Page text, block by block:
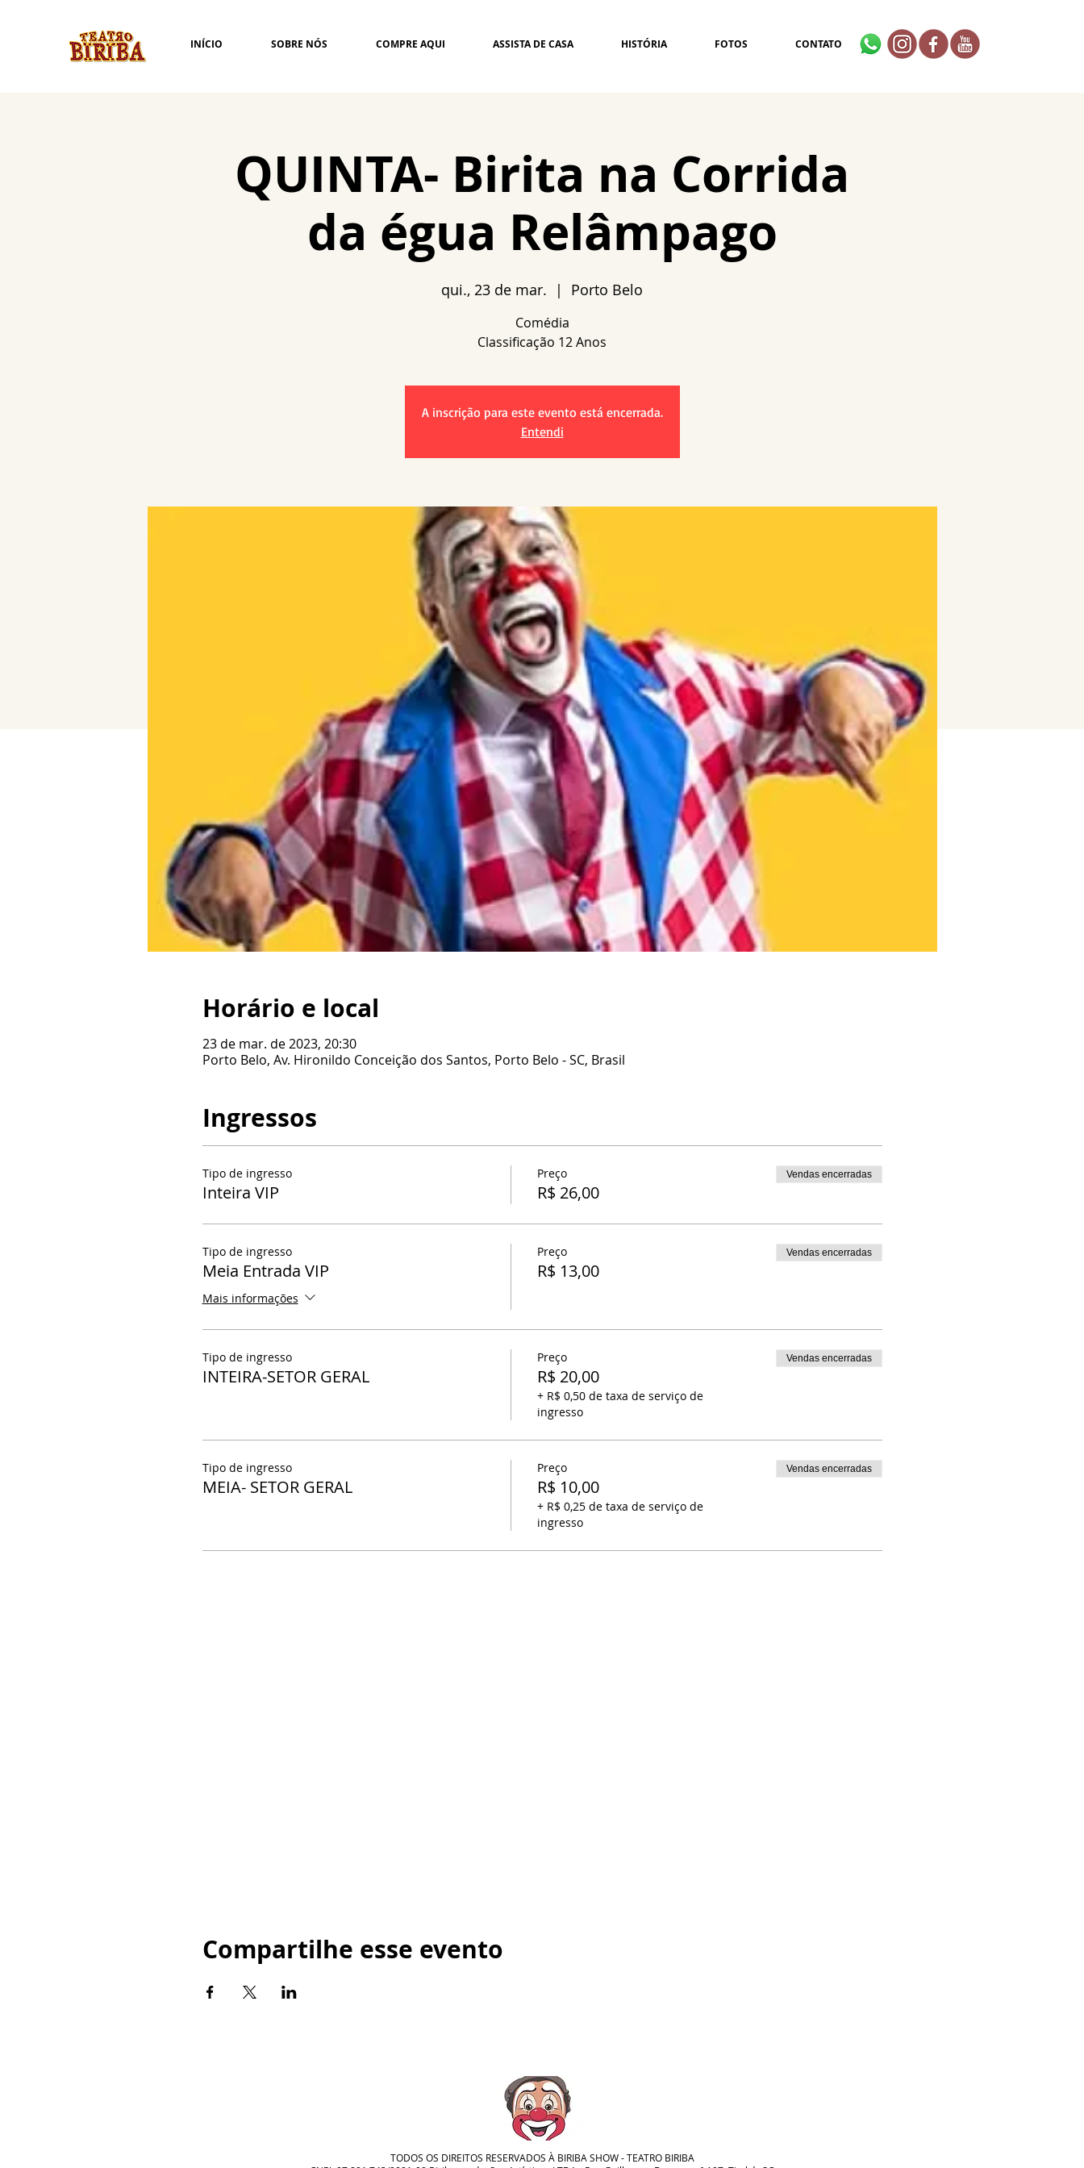
INÍCIO SOBRE NÓS COMPRE AQUI ASSISTA DE CASA HISTÓRIA FOTOS CONTATO
QUINTA- Birita na Corrida
da égua Relâmpago
qui., 23 de mar.
  |
Porto Belo
Comédia
A inscrição para este evento está encerrada.
Entendi
Horário e local
23 de mar. de 2023, 20:30
Porto Belo, Av. Hironildo Conceição dos Santos, Porto Belo - SC, Brasil
Ingressos
Tipo de ingresso
Inteira VIP
Preço
R$ 26,00
Vendas encerradas
Tipo de ingresso
Meia Entrada VIP
Mais informações
Preço
R$ 13,00
Vendas encerradas
Tipo de ingresso
INTEIRA-SETOR GERAL
Preço
R$ 20,00
+ R$ 0,50 de taxa de serviço de
ingresso
Vendas encerradas
Tipo de ingresso
MEIA- SETOR GERAL
Preço
R$ 10,00
+ R$ 0,25 de taxa de serviço de
ingresso
Vendas encerradas
Compartilhe esse evento
TODOS OS DIREITOS RESERVADOS À BIRIBA SHOW - TEATRO BIRIBA